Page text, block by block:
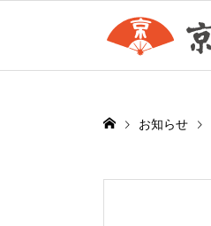
お知らせ